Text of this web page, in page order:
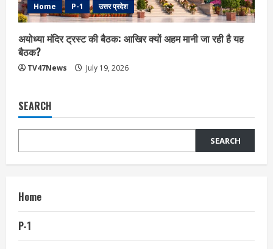
Home P-1 उत्तर प्रदेश
अयोध्या मंदिर ट्रस्ट की बैठक: आखिर क्यों अहम मानी जा रही है यह
बैठक?
TV47News July 19, 2026
SEARCH
SEARCH
Home
P-1